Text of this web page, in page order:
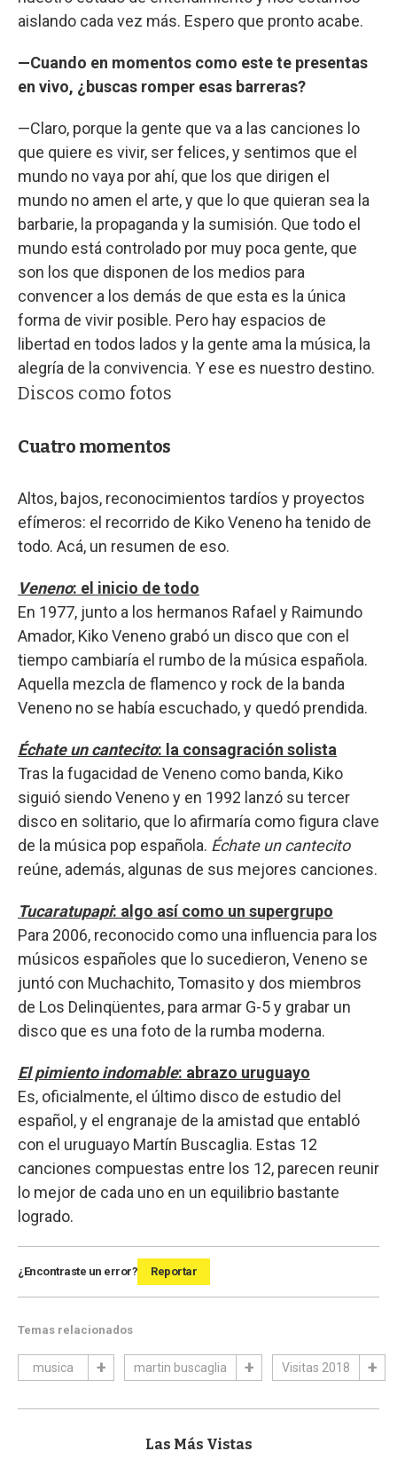
aislando cada vez más. Espero que pronto acabe.
—Cuando en momentos como este te presentas
en vivo, ¿buscas romper esas barreras?
—Claro, porque la gente que va a las canciones lo
que quiere es vivir, ser felices, y sentimos que el
mundo no vaya por ahí, que los que dirigen el
mundo no amen el arte, y que lo que quieran sea la
barbarie, la propaganda y la sumisión. Que todo el
mundo está controlado por muy poca gente, que
son los que disponen de los medios para
convencer a los demás de que esta es la única
forma de vivir posible. Pero hay espacios de
libertad en todos lados y la gente ama la música, la
alegría de la convivencia. Y ese es nuestro destino.
Discos como fotos
Cuatro momentos
Altos, bajos, reconocimientos tardíos y proyectos
efímeros: el recorrido de Kiko Veneno ha tenido de
todo. Acá, un resumen de eso.
Veneno: el inicio de todo
En 1977, junto a los hermanos Rafael y Raimundo
Amador, Kiko Veneno grabó un disco que con el
tiempo cambiaría el rumbo de la música española.
Aquella mezcla de flamenco y rock de la banda
Veneno no se había escuchado, y quedó prendida.
Échate un cantecito: la consagración solista
Tras la fugacidad de Veneno como banda, Kiko
siguió siendo Veneno y en 1992 lanzó su tercer
disco en solitario, que lo afirmaría como figura clave
de la música pop española. Échate un cantecito
reúne, además, algunas de sus mejores canciones.
Tucaratupapi: algo así como un supergrupo
Para 2006, reconocido como una influencia para los
músicos españoles que lo sucedieron, Veneno se
juntó con Muchachito, Tomasito y dos miembros
de Los Delinqüentes, para armar G-5 y grabar un
disco que es una foto de la rumba moderna.
El pimiento indomable: abrazo uruguayo
Es, oficialmente, el último disco de estudio del
español, y el engranaje de la amistad que entabló
con el uruguayo Martín Buscaglia. Estas 12
canciones compuestas entre los 12, parecen reunir
lo mejor de cada uno en un equilibrio bastante
logrado.
¿Encontraste un error? Reportar
Temas relacionados
musica martin buscaglia Visitas 2018
Las Más Vistas